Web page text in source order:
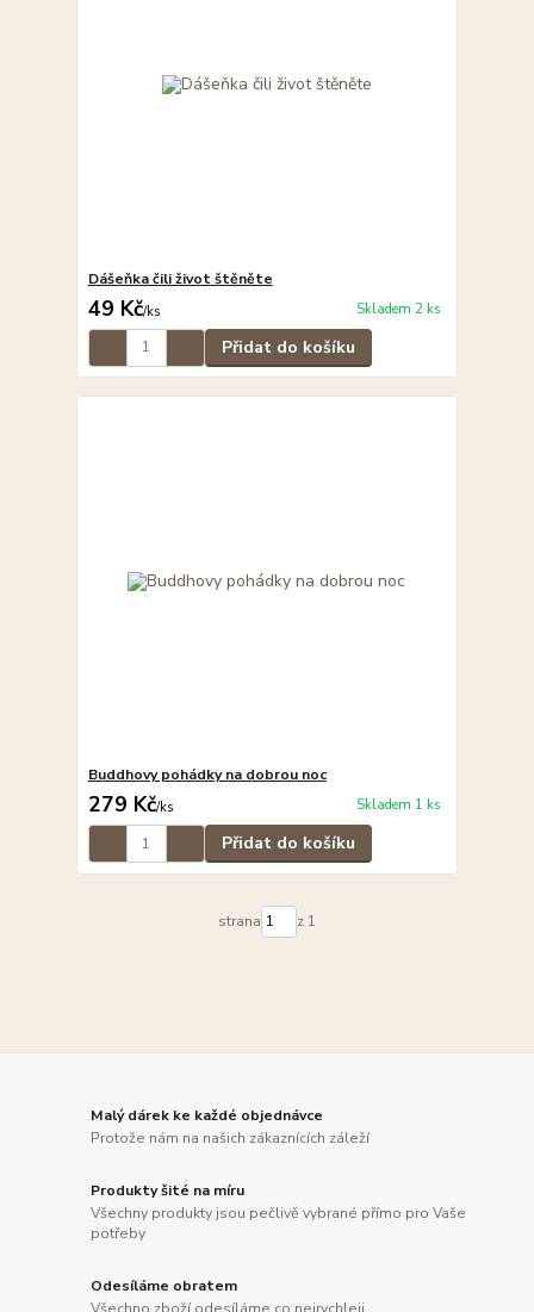
Dášeňka čili život štěněte
49 Kč/ks Skladem 2 ks
Přidat do košíku
Buddhovy pohádky na dobrou noc
279 Kč/ks Skladem 1 ks
Přidat do košíku
strana z 1
Malý dárek ke každé objednávce
Protože nám na našich zákaznících záleží
Produkty šité na míru
Všechny produkty jsou pečlivě vybrané přímo pro Vaše
potřeby
Odesíláme obratem